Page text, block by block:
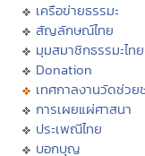
เครือข่ายธรรมะ
สัญลักษณ์ไทย
มุมสมาชิกธรรมะไทย
Donation
เทศกาลงานวัดช่วย
การเผยแผ่ศาสนา
ประเพณีไทย
บอกบุญ